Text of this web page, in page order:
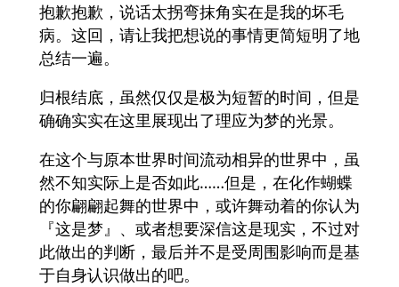
抱歉抱歉，说话太拐弯抹角实在是我的坏毛
病。这回，请让我把想说的事情更简短明了地
总结一遍。
归根结底，虽然仅仅是极为短暂的时间，但是
确确实实在这里展现出了理应为梦的光景。
在这个与原本世界时间流动相异的世界中，虽
然不知实际上是否如此……但是，在化作蝴蝶
的你翩翩起舞的世界中，或许舞动着的你认为
『这是梦』、或者想要深信这是现实，不过对
此做出的判断，最后并不是受周围影响而是基
于自身认识做出的吧。